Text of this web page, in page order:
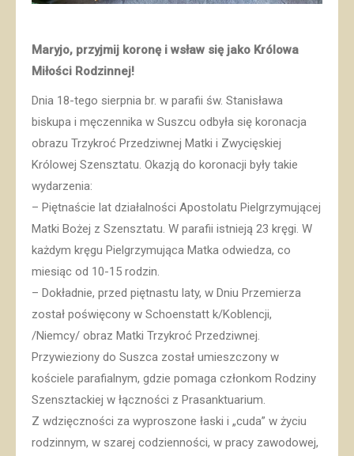
Maryjo, przyjmij koronę i wsław się jako Królowa
Miłości Rodzinnej!
Dnia 18-tego sierpnia br. w parafii św. Stanisława
biskupa i męczennika w Suszcu odbyła się koronacja
obrazu Trzykroć Przedziwnej Matki i Zwycięskiej
Królowej Szensztatu. Okazją do koronacji były takie
wydarzenia:
– Piętnaście lat działalności Apostolatu Pielgrzymującej
Matki Bożej z Szensztatu. W parafii istnieją 23 kręgi. W
każdym kręgu Pielgrzymująca Matka odwiedza, co
miesiąc od 10-15 rodzin.
– Dokładnie, przed piętnastu laty, w Dniu Przemierza
został poświęcony w Schoenstatt k/Koblencji,
/Niemcy/ obraz Matki Trzykroć Przedziwnej.
Przywieziony do Suszca został umieszczony w
kościele parafialnym, gdzie pomaga członkom Rodziny
Szensztackiej w łączności z Prasanktuarium.
Z wdzięczności za wyproszone łaski i „cuda” w życiu
rodzinnym, w szarej codzienności, w pracy zawodowej,